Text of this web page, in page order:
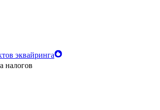
эквайринга
налогов